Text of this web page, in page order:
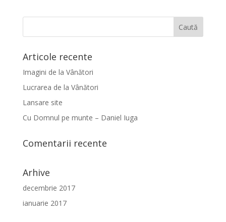
Articole recente
Imagini de la Vânători
Lucrarea de la Vânători
Lansare site
Cu Domnul pe munte – Daniel Iuga
Comentarii recente
Arhive
decembrie 2017
ianuarie 2017